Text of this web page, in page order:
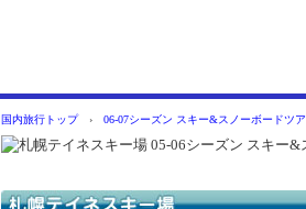
国内旅行トップ› 06-07シーズン スキー&スノーボードツ